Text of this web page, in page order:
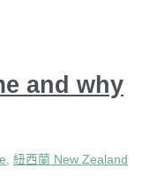
and why
,紐西蘭 New Zealand